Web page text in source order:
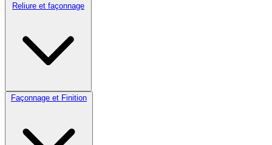
Reliure et façonnage
Façonnage et Finition